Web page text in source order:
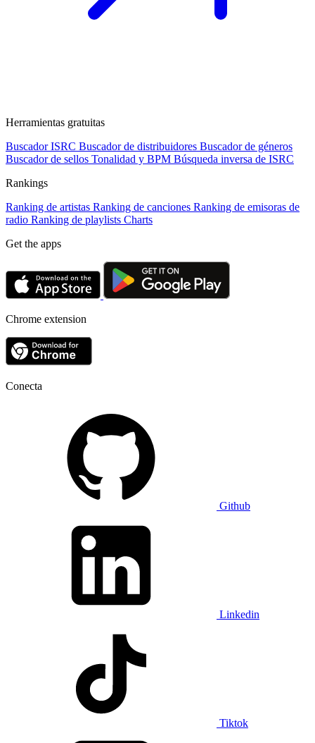
Herramientas gratuitas
Buscador ISRC Buscador de distribuidores Buscador de géneros
Buscador de sellos Tonalidad y BPM Búsqueda inversa de ISRC
Rankings
Ranking de artistas Ranking de canciones Ranking de emisoras de
radio Ranking de playlists Charts
Get the apps
Chrome extension
Conecta
Github
Linkedin
Tiktok